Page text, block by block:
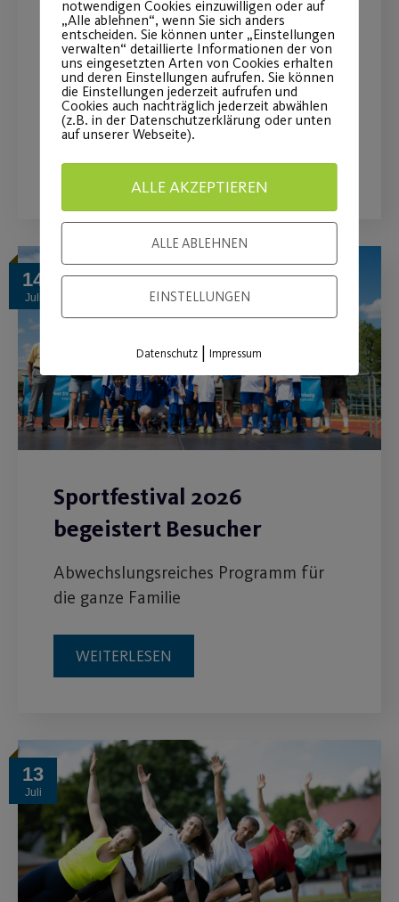
Fitlounge”
Mitmachen und attraktive Preise
sichern!
WEITERLESEN
14
Juli
Sportfestival 2026
begeistert Besucher
Abwechslungsreiches Programm für
die ganze Familie
WEITERLESEN
13
Juli
notwendigen Cookies einzuwilligen oder auf
„Alle ablehnen“, wenn Sie sich anders
entscheiden. Sie können unter „Einstellungen
verwalten“ detaillierte Informationen der von
uns eingesetzten Arten von Cookies erhalten
und deren Einstellungen aufrufen. Sie können
die Einstellungen jederzeit aufrufen und
Cookies auch nachträglich jederzeit abwählen
(z.B. in der Datenschutzerklärung oder unten
auf unserer Webseite).
ALLE AKZEPTIEREN
ALLE ABLEHNEN
EINSTELLUNGEN
Datenschutz |Impressum